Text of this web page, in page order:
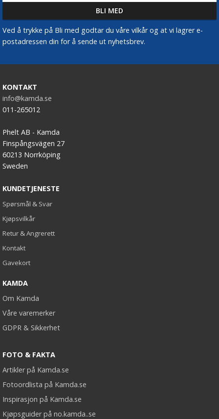
Ved å trykke på Bli med godtar du våre vilkår og at vi lagrer e-
postadressen din for å sende ut nyhetsbrev.
KONTAKT
info@kamda.se
011-265012
Phelt AB - Kamda
Finspångsvägen 27
60213 Norrköping
Sweden
KUNDETJENESTE
Spørsmål & Svar
Kjøpsvilkår
Retur & Angrerett
Kontakt
Gavekort
KAMDA
Om Kamda
Våre varemerker
GDPR & Sikkerhet
FOTO & FAKTA
Artikler på Kamda.se
Fotoordlista på Kamda.se
Inspirasjon på Kamda.se
Kjøpsguider på no.kamda..se